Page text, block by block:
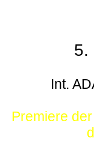
5.
Int.
Premiere